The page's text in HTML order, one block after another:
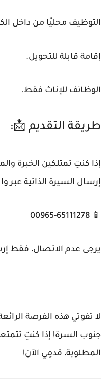
التوظيف محليًا من داخل
إقامة قابلة للتحويل.
الوظائف للإناث فقط.
طريقة التقديم 📩:
إذا كنتِ تمتلكين الخبرة
إرسال السيرة الذاتية عبر
📱 00965-65111278
يرجى عدم الاتصال، فقط
لا تفوتي هذه الفرصة
جنوب السرة! إذا كنتِ
المطلوبة، قدمِي الآن!